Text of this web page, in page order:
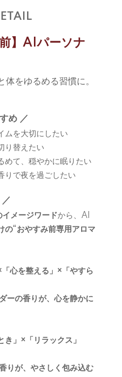
】AIパーソナ
をゆるめる習慣に。
め ／
ムを大切にしたい
り替えたい
めて、穏やかに眠りたい
りで夜を過ごしたい
イメージワードから、AI
の“おやすみ前専用アロマ
心を整える」×「やすら
ーの香りが、心を静かに
き」×「リラックス」
りが、やさしく包み込む